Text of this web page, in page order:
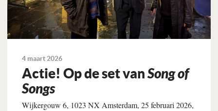
4 maart 2026
Actie! Op de set vanSong of
Songs
Wijkergouw 6, 1023 NX Amsterdam, 25 februari 2026,